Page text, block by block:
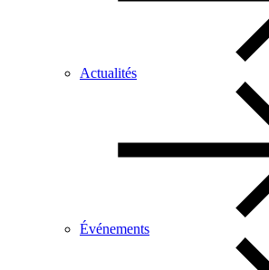
Actualités
Événements